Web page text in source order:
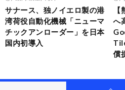
サナース、独ノイエロ製の港
湾荷役自動化機械「ニューマ
チックアンローダー」を日本
国内初導入
へ
償